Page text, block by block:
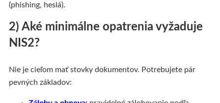
(phishing, heslá).
2) Aké minimálne opatrenia vyžaduje
NIS2?
Nie je cieľom mať stovky dokumentov. Potrebujete pár
pevných základov: